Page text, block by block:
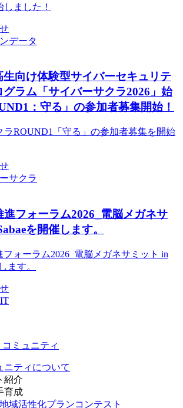
ました！
データ
生向け体験型サイバーセキュリテ
グラム「サイバーサクラ2026」始
：守る」の参加者募集開始！
ラROUND1「守る」の参加者募集を開始
サクラ
フォーラム2026_電脳メガネサ
を開催します。
フォーラム2026_電脳メガネサミット in
ます。
ニティについて
紹介
育成
域活性化プランコンテスト